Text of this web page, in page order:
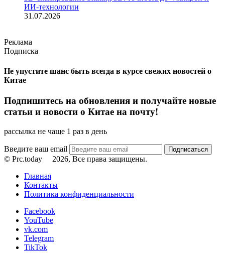
ИИ-технологии
31.07.2026
Реклама
Подписка
Не упустите шанс быть всегда в курсе свежих новостей о
Китае
Подпишитесь на обновления и получайте новые
статьи и новости о Китае на почту!
рассылка не чаще 1 раз в день
Введите ваш email
© Prc.today
2026, Все права защищены.
Главная
Контакты
Политика конфиденциальности
Facebook
YouTube
vk.com
Telegram
TikTok